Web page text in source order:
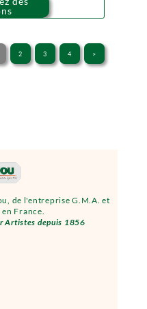
de l'entreprise G.M.A. et
France.
Artistes depuis 1856
2 3 4 >